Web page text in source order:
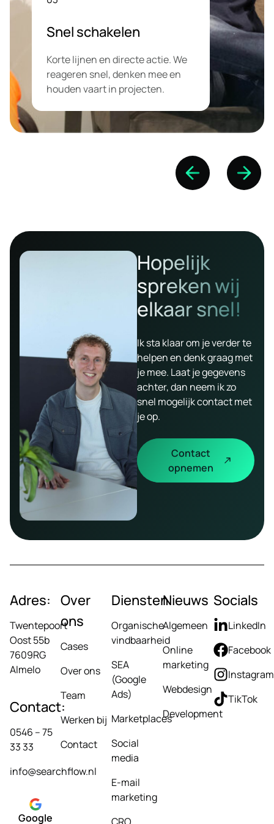
Snel schakelen
Korte lijnen en directe actie. We
reageren snel, denken mee en
houden vaart in projecten.
Hopelijk
spreken wij
elkaar snel!
Ik sta klaar om je verder te
helpen en denk graag met
je mee. Laat je gegevens
achter, dan neem ik zo
snel mogelijk contact met
je op.
Contact
opnemen
Adres:
Twentepoort
Oost 55b
7609RG
Almelo
Contact:
0546 – 75
33 33
info@searchflow.nl
Google
Over
ons
Cases
Over ons
Team
Werken bij
Contact
Diensten
Organische
vindbaarheid
SEA
(Google
Ads)
Marketplaces
Social
media
E-mail
marketing
Nieuws
Algemeen
Online
marketing
Webdesign
Development
Socials
LinkedIn
Facebook
Instagram
TikTok